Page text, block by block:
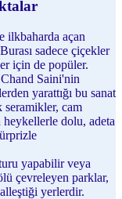
ilkbaharda açan
sadece çiçekler
için de popüler.
Saini'nin
yarattığı bu sanat
seramikler, cam
dolu, adeta
yapabilir veya
çevreleyen parklar,
yerlerdir.